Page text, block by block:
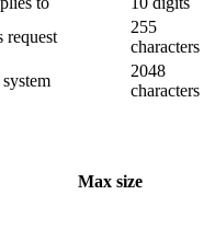
request
255
characters
2048
characters
Max size